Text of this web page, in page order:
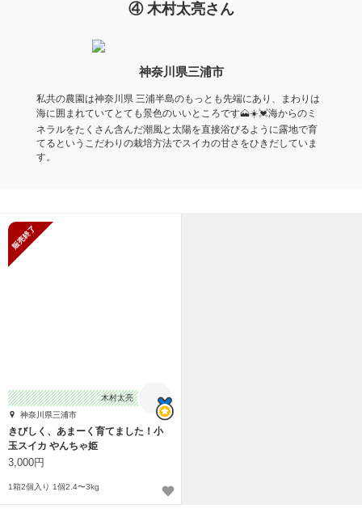
④ 木村太亮さん
神奈川県三浦市
私共の農園は神奈川県 三浦半島のもっとも先端にあり、まわりは
海に囲まれていてとても景色のいいところです🗻☀️💓海からのミ
ネラルをたくさん含んだ潮風と太陽を直接浴びるように露地で育
てるというこだわりの栽培方法でスイカの甘さをひきだしていま
す。
木村太亮
神奈川県三浦市
きびしく、あまーく育てました！小
玉スイカ やんちゃ姫
3,000円
1箱2個入り 1個2.4〜3kg